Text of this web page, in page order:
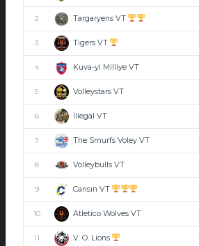
2 Targaryens VT
3 Tigers VT
4 Kuva-yi Milliye VT
5 Volleystars VT
6 İllegal VT
7 The Smurfs Voley VT
8 Volleybulls VT
9 Cansın VT
10 Atletico Wolves VT
11 V. O. Lions